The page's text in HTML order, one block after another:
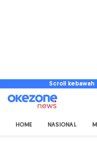
Scroll
HOME NASIONAL